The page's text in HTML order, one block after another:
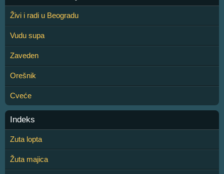
Živi i radi u Beogradu
Vudu supa
Zaveden
Orešnik
Cveće
Indeks
Zuta lopta
Žuta majica